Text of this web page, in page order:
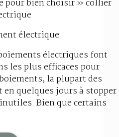
pour bien choisir » collier
électrique
électriques font
les plus efficaces pour
la plupart des
en quelques jours à stopper
Bien que certains